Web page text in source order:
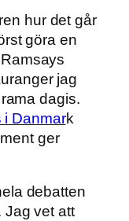
hur det går
göra en
jag
dagis.
i Danmark
ger
debatten
Jag vet att